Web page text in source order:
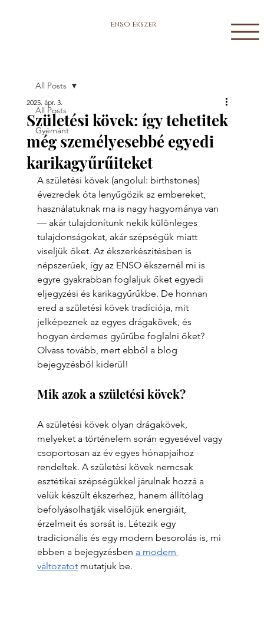
ENSO Ékszer
All Posts
Gyémánt
All Posts
Születési kövek: így tehetitek
még személyesebbé egyedi
karikagyűrűiteket
2025. ápr. 3.
A születési kövek (angolul: birthstones)
évezredek óta lenyűgözik az embereket,
használatuknak ma is nagy hagyománya van
— akár tulajdonítunk nekik különleges
tulajdonságokat, akár szépségük miatt
viseljük őket. Az ékszerkészítésben is
népszerűek, így az ENSO ékszernél mi is
egyre gyakrabban foglaljuk őket egyedi
eljegyzési és karikagyűrűkbe. De honnan
ered a születési kövek tradíciója, mit
jelképeznek az egyes drágakövek, és
hogyan érdemes gyűrűbe foglalni őket?
Olvass tovább, mert ebből a blog
bejegyzésből kiderül!
Mik azok a születési kövek?
A születési kövek olyan drágakövek,
melyeket a történelem során egyesével vagy
csoportosan az év egyes hónapjaihoz
rendeltek. A születési kövek nemcsak
esztétikai szépségükkel járulnak hozzá a
velük készült ékszerhez, hanem állítólag
befolyásolhatják viselőjük energiáit,
érzelmeit és sorsát is. Létezik egy
tradicionális és egy modern besorolás is, mi
ebben a bejegyzésben a modern
változatot mutatjuk be.